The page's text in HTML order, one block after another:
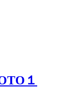
１